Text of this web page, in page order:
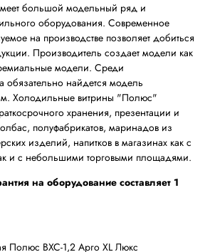
большой модельный ряд и
оборудования. Современное
на производстве позволяет добиться
Производитель создает модели как
модели. Среди
обязательно найдется модель
Холодильные витрины "Полюс"
хранения, презентации и
полуфабрикатов, маринадов из
изделий, напитков в магазинах как с
и с небольшими торговыми площадями.
на оборудование составляет 1